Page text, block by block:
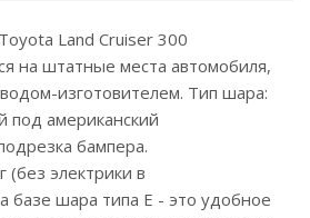
Land Cruiser 300
на штатные места автомобиля,
изготовителем. Тип шара:
под американский
бампера.
(без электрики в
базе шара типа Е - это удобное